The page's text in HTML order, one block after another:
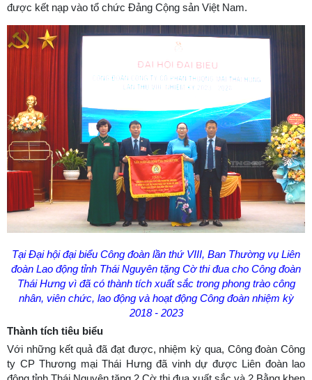
được kết nạp vào tổ chức Đảng Cộng sản Việt Nam.
Tại Đại hội đại biểu Công đoàn lần thứ VIII, Ban Thường vụ Liên
đoàn Lao động tỉnh Thái Nguyên tặng Cờ thi đua cho Công đoàn
Thái Hưng vì đã có thành tích xuất sắc trong phong trào công
nhân, viên chức, lao động và hoạt động Công đoàn nhiệm kỳ
2018 - 2023
Thành tích tiêu biểu
Với những kết quả đã đạt được, nhiệm kỳ qua, Công đoàn Công
ty CP Thương mại Thái Hưng đã vinh dự được Liên đoàn lao